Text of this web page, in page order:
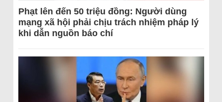
Phạt lên đến 50 triệu đồng: Người dùng
mạng xã hội phải chịu trách nhiệm pháp lý
khi dẫn nguồn báo chí